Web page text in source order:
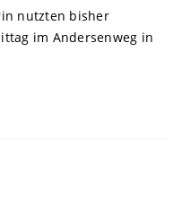
nutzten bisher
im Andersenweg in